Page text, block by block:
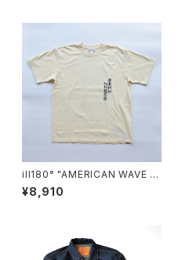
ill180° "AMERICAN WAVE T
EE"
¥8,910